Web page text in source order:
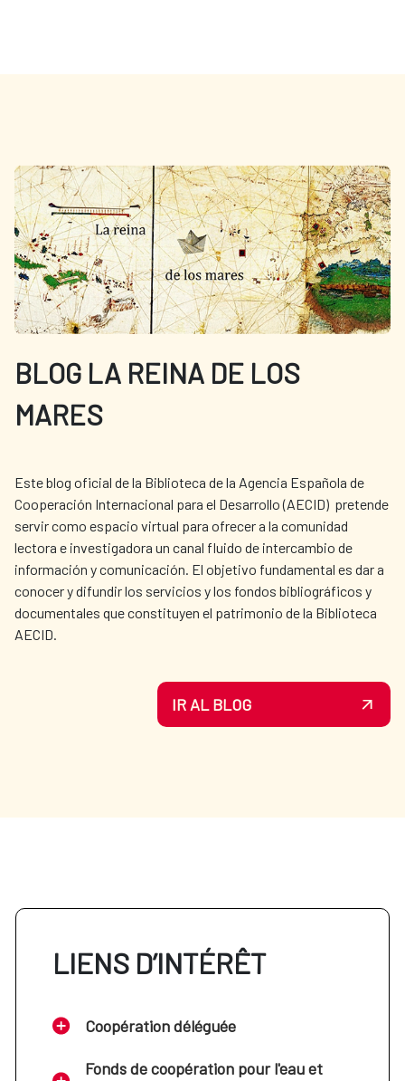
BLOG LA REINA DE LOS
MARES
Este blog oficial de la Biblioteca de la Agencia Española de
Cooperación Internacional para el Desarrollo (AECID) pretende
servir como espacio virtual para ofrecer a la comunidad
lectora e investigadora un canal fluido de intercambio de
información y comunicación. El objetivo fundamental es dar a
conocer y difundir los servicios y los fondos bibliográficos y
documentales que constituyen el patrimonio de la Biblioteca
AECID.
IR AL BLOG
LIENS D’INTÉRÊT
Coopération déléguée
Fonds de coopération pour l'eau et